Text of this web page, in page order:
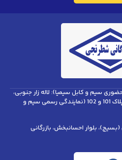
سیم و کابل سیمیا): لاله زار جنوبی،
کوچه شاهچراغی، پاساژ پانیذ، پلاک 101 و 102 (نمایندگی رسمی سیم و
بلوار احسانبخش، بازرگانی